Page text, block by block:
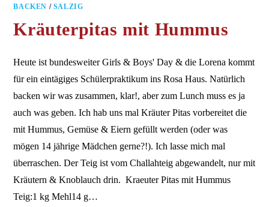
BACKEN / SALZIG
Kräuterpitas mit Hummus
Heute ist bundesweiter Girls & Boys' Day & die Lorena kommt
für ein eintägiges Schülerpraktikum ins Rosa Haus. Natürlich
backen wir was zusammen, klar!, aber zum Lunch muss es ja
auch was geben. Ich hab uns mal Kräuter Pitas vorbereitet die
mit Hummus, Gemüse & Eiern gefüllt werden (oder was
mögen 14 jährige Mädchen gerne?!). Ich lasse mich mal
überraschen. Der Teig ist vom Challahteig abgewandelt, nur mit
Kräutern & Knoblauch drin. Kraeuter Pitas mit Hummus
Teig:1 kg Mehl14 g…